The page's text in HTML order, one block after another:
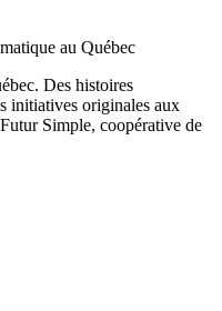
Des histoires
initiatives originales aux
Simple, coopérative de